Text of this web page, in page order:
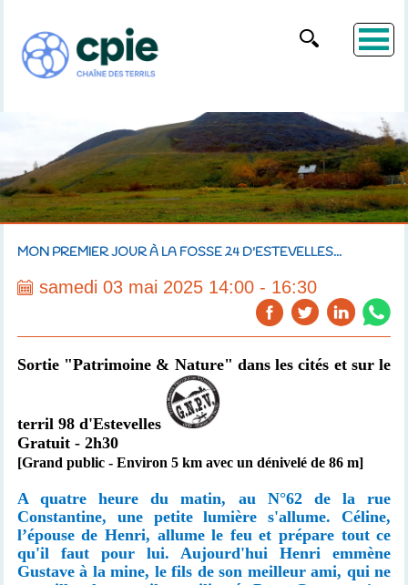
MON PREMIER JOUR À LA FOSSE 24 D'ESTEVELLES...
samedi 03 mai 2025 14:00 - 16:30
Sortie "Patrimoine & Nature" dans les cités et sur le
terril 98 d'Estevelles
Gratuit - 2h30
[Grand public - Environ 5 km avec un dénivelé de 86 m]
A quatre heure du matin, au N°62 de la rue
Constantine, une petite lumière s'allume. Céline,
l’épouse de Henri, allume le feu et prépare tout ce
qu'il faut pour lui. Aujourd'hui Henri emmène
Gustave à la mine, le fils de son meilleur ami, qui ne